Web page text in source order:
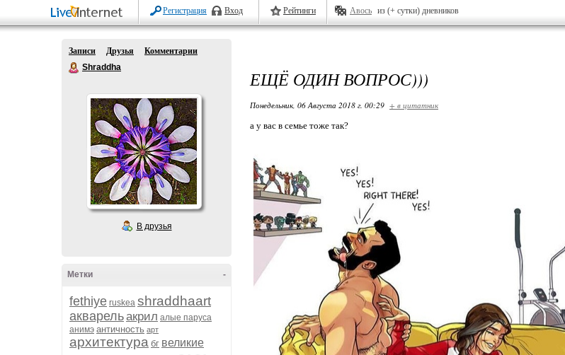
Регистрация Вход Рейтинги Авось из (+ сутки) дневников
Записи Друзья
Комментарии
Shraddha
В друзья
-
Метки
fethiye ruskea shraddhaart
акварельакрил алые паруса
анимэ античность арт
архитектура бг великие
ЕЩЁ ОДИН ВОПРОС)))
Понедельник, 06 Августа 2018 г. 00:29 + в цитатник
а у вас в семье тоже так?